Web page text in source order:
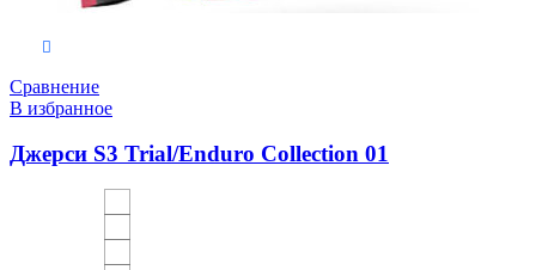
Сравнение
В избранное
Джерси S3 Trial/Enduro Collection 01